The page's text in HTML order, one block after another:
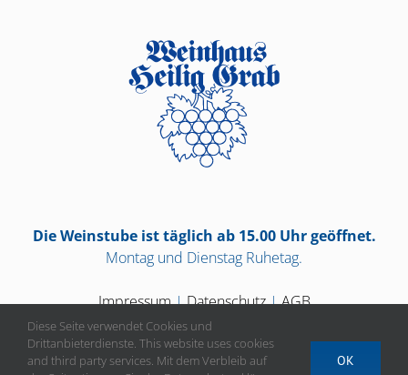
Die Weinstube ist täglich ab 15.00 Uhr geöffnet.
Montag und Dienstag Ruhetag.
Impressum|Datenschutz|AGB
Diese Seite verwendet Cookies und
Drittanbieterdienste. This website uses cookies
and third party services. Mit dem Verbleib auf
OK